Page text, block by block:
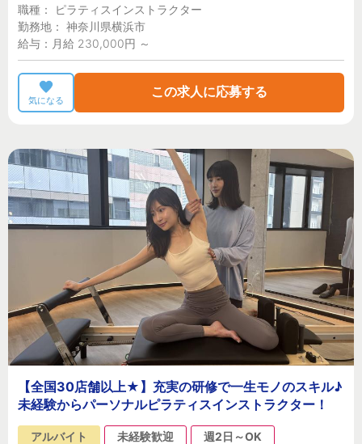
職種： ピラティスインストラクター
勤務地： 神奈川県横浜市
給与：月給 230,000円 ～
気になる
この求人に応募する
【全国30店舗以上★】充実の研修で一生モノのスキル♪
未経験からパーソナルピラティスインストラクター！
アルバイト 未経験歓迎
週2日～OK